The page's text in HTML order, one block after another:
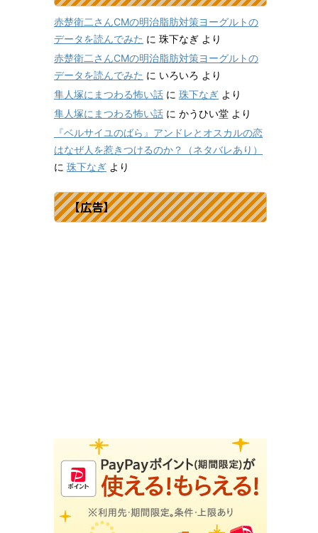
赤楚衛二さんCMの明治脂肪対策ヨーグルトの
データを読んでみた に 珠下なぎ より
赤楚衛二さんCMの明治脂肪対策ヨーグルトの
データを読んでみた に いろいろ より
隼人塚にまつわる怖い話 に 珠下なぎ より
隼人塚にまつわる怖い話 に かうひい堂 より
『ベルサイユのばら』アンドレとオスカルの恋
はなぜ人を惹きつけるのか？（ネタバレあり）
に 珠下なぎ より
【広告】